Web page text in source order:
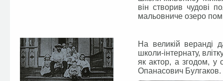
він створив чудові
мальовниче озеро
На великій веранді
школи-інтернату,
як актор, а згодом, у
Опанасович Булгаков.